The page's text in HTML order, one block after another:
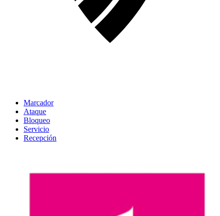
Marcador
Ataque
Bloqueo
Servicio
Recepción